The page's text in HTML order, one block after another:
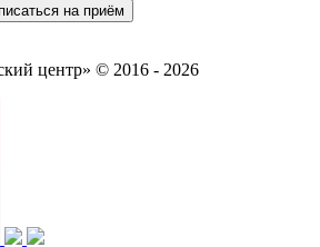
на приём
центр» © 2016 - 2026